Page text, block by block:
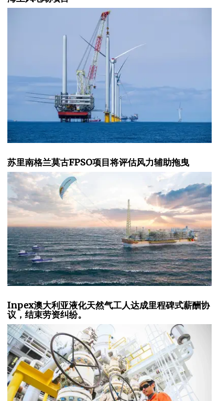
苏里南格兰莫古FPSO项目将评估风力辅助拖曳
Inpex澳大利亚液化天然气工人达成里程碑式薪酬协
议，结束劳资纠纷。